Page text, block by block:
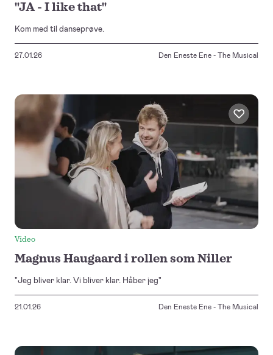
"JA - I like that"
Kom med til danseprøve.
27.01.26 Den Eneste Ene - The Musical
Video
Magnus Haugaard i rollen som Niller
"Jeg bliver klar. Vi bliver klar. Håber jeg"
21.01.26 Den Eneste Ene - The Musical